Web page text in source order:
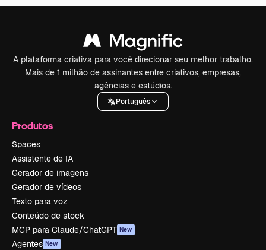
A plataforma criativa para você direcionar seu melhor trabalho.
Mais de 1 milhão de assinantes entre criativos, empresas,
agências e estúdios.
Português
Produtos
Spaces
Assistente de IA
Gerador de imagens
Gerador de vídeos
Texto para voz
Conteúdo de stock
MCP para Claude/ChatGPT New
Agentes New